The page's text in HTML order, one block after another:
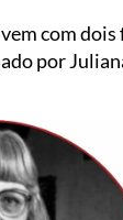
com
por